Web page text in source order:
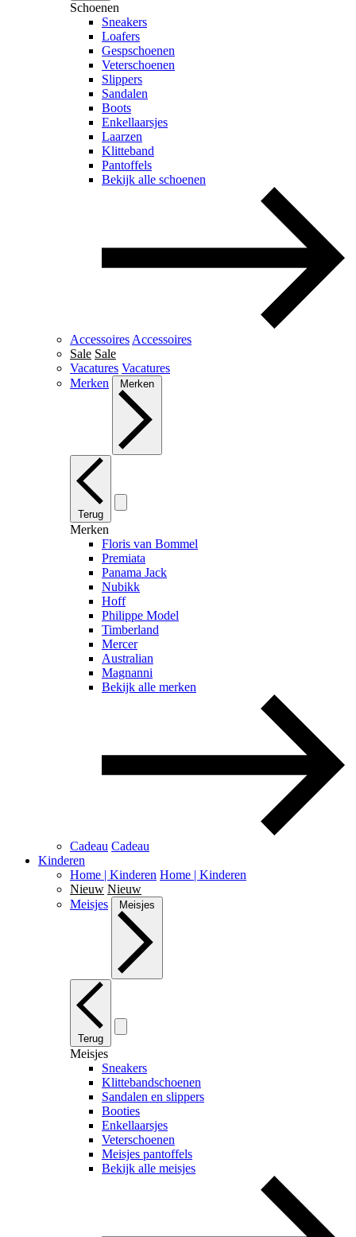
Schoenen
Sneakers
Loafers
Gespschoenen
Veterschoenen
Slippers
Sandalen
Boots
Enkellaarsjes
Laarzen
Klitteband
Pantoffels
Bekijk alle schoenen
Accessoires Accessoires
Sale Sale
Vacatures Vacatures
Merken
Merken
Terug
Merken
Floris van Bommel
Premiata
Panama Jack
Nubikk
Hoff
Philippe Model
Timberland
Mercer
Australian
Magnanni
Bekijk alle merken
Cadeau Cadeau
Kinderen
Home | Kinderen Home | Kinderen
Nieuw Nieuw
Meisjes
Meisjes
Terug
Meisjes
Sneakers
Klittebandschoenen
Sandalen en slippers
Booties
Enkellaarsjes
Veterschoenen
Meisjes pantoffels
Bekijk alle meisjes